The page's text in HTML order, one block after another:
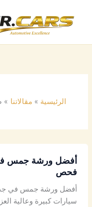
المحتوى
الرئيسية مقالاتنا
أفضل ورشة جمس في
فحص
أفضل ورشة جمس في جدة
سيارات كبيرة وعالية